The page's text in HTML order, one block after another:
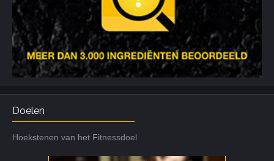
Doelen
Hoekstenen van het Fitnessdoel